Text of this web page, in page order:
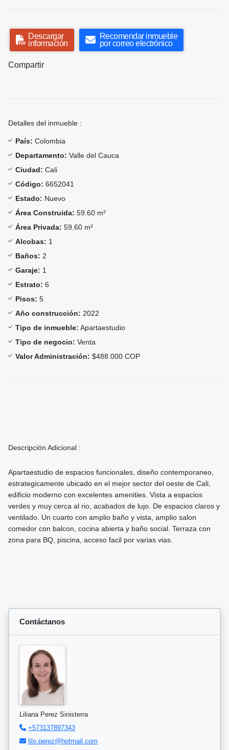
Descargar
información
Recomendar inmueble
por correo electrónico
Compartir
Detalles del inmueble :
País: Colombia
Departamento: Valle del Cauca
Ciudad: Cali
Código: 6652041
Estado: Nuevo
Área Construida: 59.60 m²
Área Privada: 59.60 m²
Alcobas: 1
Baños: 2
Garaje: 1
Estrato: 6
Pisos: 5
Año construcción: 2022
Tipo de inmueble: Apartaestudio
Tipo de negocio: Venta
Valor Administración: $488.000 COP
Descripción Adicional :
Apartaestudio de espacios funcionales, diseño contemporaneo,
estrategicamente ubicado en el mejor sector del oeste de Cali,
edificio moderno con excelentes amenities. Vista a espacios
verdes y muy cerca al rio, acabados de lujo. De espacios claros y
ventilado. Un cuarto con amplio baño y vista, amplio salon
comedor con balcon, cocina abierta y baño social. Terraza con
zona para BQ, piscina, acceso facil por varias vias.
Contáctanos
Liliana Perez Sinisterra
+573137897343
lilo.perez@hotmail.com